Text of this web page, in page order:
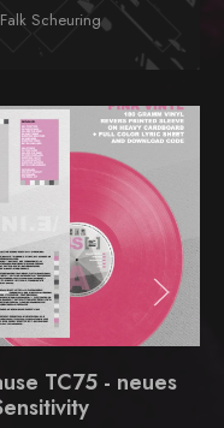
Scheuring
TC75 - neues